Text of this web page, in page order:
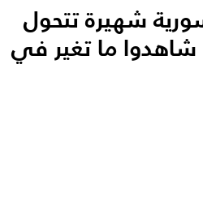
شهيرة تتحول
ما تغير في